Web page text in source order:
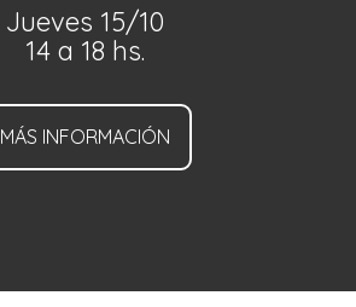
Jueves 15/10
14 a 18 hs.
MÁS INFORMACIÓN